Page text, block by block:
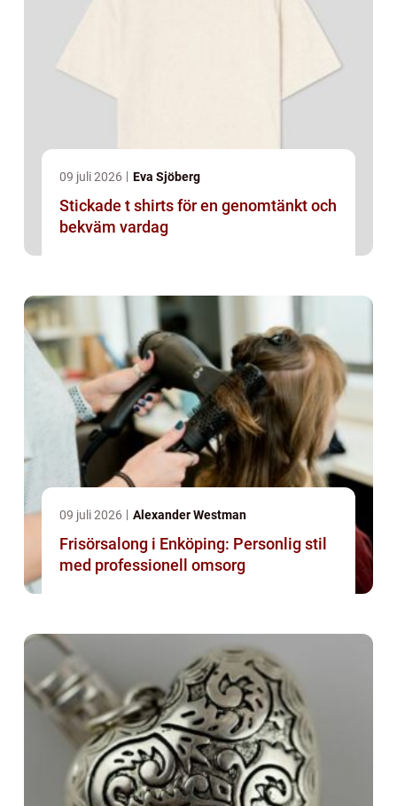
09 juli 2026 Eva Sjöberg
Stickade t shirts för en genomtänkt och
bekväm vardag
09 juli 2026 Alexander Westman
Frisörsalong i Enköping: Personlig stil
med professionell omsorg